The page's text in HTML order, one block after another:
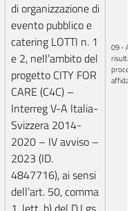
di organizzazione di
evento pubblico e
catering LOTTI n. 1
e 2, nell’ambito del
progetto CITY FOR
CARE (C4C) –
Interreg V-A Italia-
Svizzera 2014-
2020 – IV avviso –
2023 (ID.
4847716), ai sensi
dell’art. 50, comma
09 -
risultati